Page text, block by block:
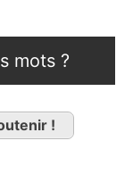
mots ?
!